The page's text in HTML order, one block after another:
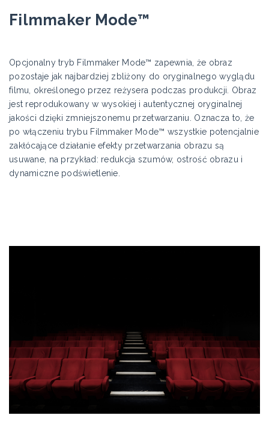
Filmmaker Mode™
Opcjonalny tryb Filmmaker Mode™ zapewnia, że obraz
pozostaje jak najbardziej zbliżony do oryginalnego wyglądu
filmu, określonego przez reżysera podczas produkcji. Obraz
jest reprodukowany w wysokiej i autentycznej oryginalnej
jakości dzięki zmniejszonemu przetwarzaniu. Oznacza to, że
po włączeniu trybu Filmmaker Mode™ wszystkie potencjalnie
zakłócające działanie efekty przetwarzania obrazu są
usuwane, na przykład: redukcja szumów, ostrość obrazu i
dynamiczne podświetlenie.